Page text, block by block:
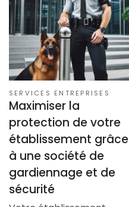
SERVICES ENTREPRISES
Maximiser la
protection de votre
établissement grâce
à une société de
gardiennage et de
sécurité